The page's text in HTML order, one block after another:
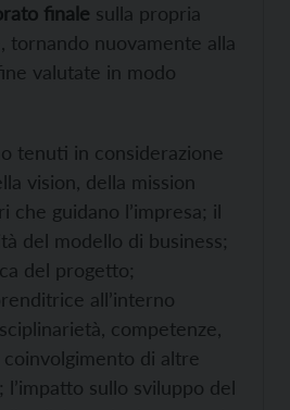
finale sulla propria
tornando nuovamente alla
valutate in modo
tenuti in considerazione
vision, della mission
che guidano l’impresa; il
del modello di business;
del progetto;
all’interno
competenze,
di altre
sullo sviluppo del